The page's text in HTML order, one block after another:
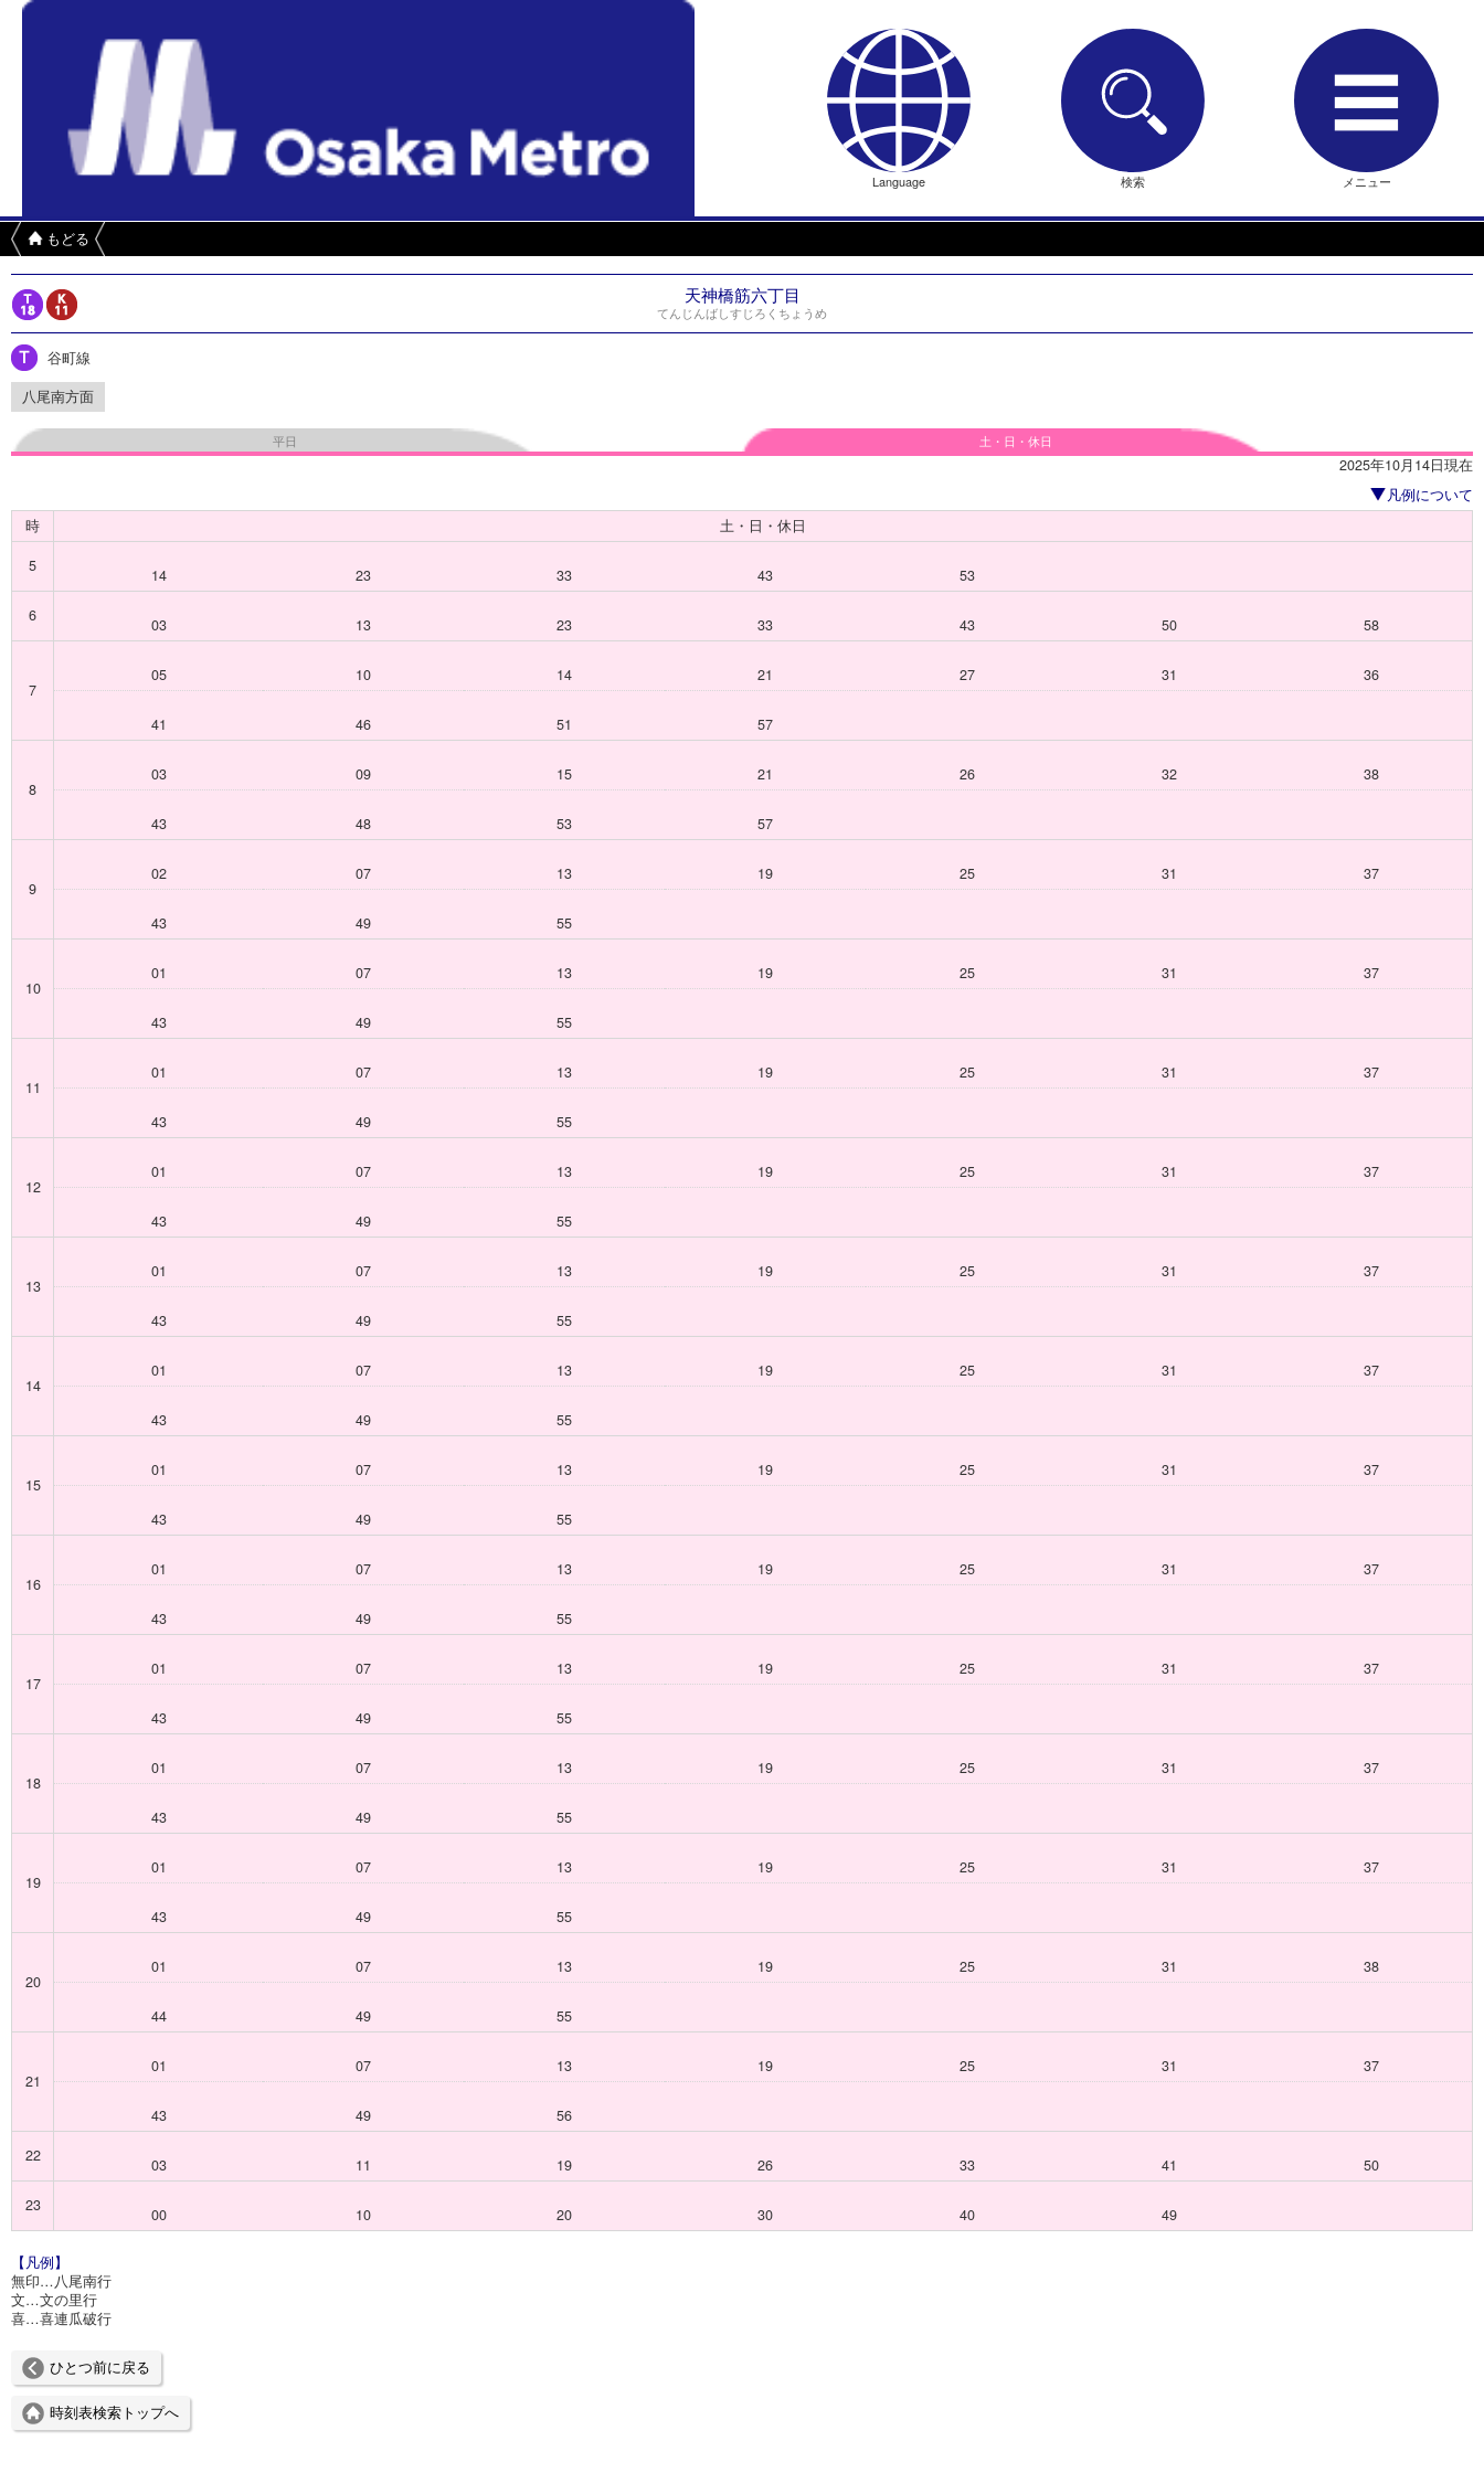
Language 検索 メニュー
もどる
天神橋筋六丁目
てんじんばしすじろくちょうめ
谷町線
八尾南方面
平日 土・日・休日
2025年10月14日現在
凡例について
時
土・日・休日
5
14 23 33 43
53
6
03 13 23 33 43 50 58
7
05 10 14 21 27 31 36
41 46 51 57
8
03 09 15 21 26 32 38
43 48 53 57
9
02 07 13 19 25 31 37
43 49 55
10
01 07 13 19 25 31 37
43 49 55
11
01 07 13 19 25 31 37
43 49 55
12
01 07 13 19 25 31 37
43 49 55
13
01 07 13 19 25 31 37
43 49 55
14
01 07 13 19 25 31 37
43 49 55
15
01 07 13 19 25 31 37
43 49 55
16
01 07 13 19 25 31 37
43 49 55
17
01 07 13 19 25 31 37
43 49 55
18
01 07 13 19 25 31 37
43 49 55
19
01 07 13 19 25 31 37
43 49 55
20
01 07 13 19 25 31 38
44 49 55
21
01 07 13 19 25 31 37
43 49
56
22
03 11 19 26 33 41
50
23
00 10 20 30 40 49
【凡例】
無印…八尾南行
文…文の里行
喜…喜連瓜破行
ひとつ前に戻る
時刻表検索トップへ